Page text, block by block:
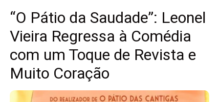
“O Pátio da Saudade”: Leonel
Vieira Regressa à Comédia
com um Toque de Revista e
Muito Coração